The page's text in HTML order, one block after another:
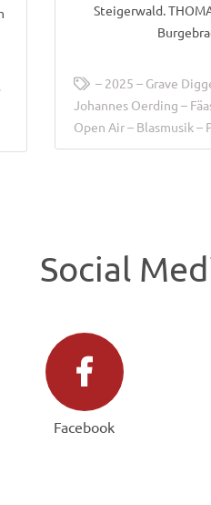
Steigerwald.
2025 Grave
Johannes Oerding
Open Air
Blasmusik
Social
Facebook